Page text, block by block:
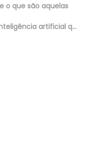
o que são aquelas
artificial q...